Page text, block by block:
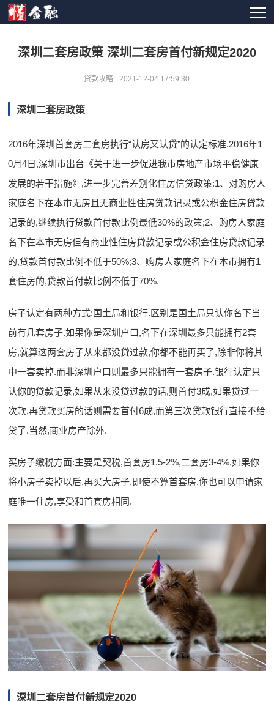
深圳二套房政策 深圳二套房首付新规定2020
贷款攻略 2021-12-04 17:59:30
深圳二套房政策
2016年深圳首套房二套房执行“认房又认贷”的认定标准.2016年1
0月4日,深圳市出台《关于进一步促进我市房地产市场平稳健康
发展的若干措施》,进一步完善差别化住房信贷政策:1、对购房人
家庭名下在本市无房且无商业性住房贷款记录或公积金住房贷款
记录的,继续执行贷款首付款比例最低30%的政策;2、购房人家庭
名下在本市无房但有商业性住房贷款记录或公积金住房贷款记录
的,贷款首付款比例不低于50%;3、购房人家庭名下在本市拥有1
套住房的,贷款首付款比例不低于70%.
房子认定有两种方式:国土局和银行.区别是国土局只认你名下当
前有几套房子.如果你是深圳户口,名下在深圳最多只能拥有2套
房,就算这两套房子从来都没贷过款,你都不能再买了,除非你将其
中一套卖掉.而非深圳户口则最多只能拥有一套房子.银行认定只
认你的贷款记录,如果从来没贷过款的话,则首付3成,如果贷过一
次款,再贷款买房的话则需要首付6成,而第三次贷款银行直接不给
贷了.当然,商业房产除外.
买房子缴税方面:主要是契税,首套房1.5-2%,二套房3-4%.如果你
将小房子卖掉以后,再买大房子,即使不算首套房,你也可以申请家
庭唯一住房,享受和首套房相同.
深圳二套房首付新规定2020